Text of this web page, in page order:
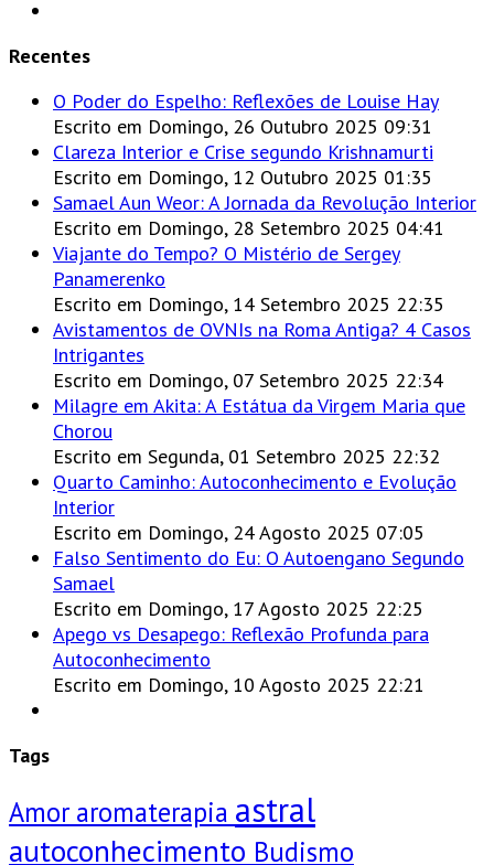
Recentes
O Poder do Espelho: Reflexões de Louise Hay
Escrito em Domingo, 26 Outubro 2025 09:31
Clareza Interior e Crise segundo Krishnamurti
Escrito em Domingo, 12 Outubro 2025 01:35
Samael Aun Weor: A Jornada da Revolução Interior
Escrito em Domingo, 28 Setembro 2025 04:41
Viajante do Tempo? O Mistério de Sergey
Panamerenko
Escrito em Domingo, 14 Setembro 2025 22:35
Avistamentos de OVNIs na Roma Antiga? 4 Casos
Intrigantes
Escrito em Domingo, 07 Setembro 2025 22:34
Milagre em Akita: A Estátua da Virgem Maria que
Chorou
Escrito em Segunda, 01 Setembro 2025 22:32
Quarto Caminho: Autoconhecimento e Evolução
Interior
Escrito em Domingo, 24 Agosto 2025 07:05
Falso Sentimento do Eu: O Autoengano Segundo
Samael
Escrito em Domingo, 17 Agosto 2025 22:25
Apego vs Desapego: Reflexão Profunda para
Autoconhecimento
Escrito em Domingo, 10 Agosto 2025 22:21
Tags
Amoraromaterapia astral
autoconhecimento Budismo